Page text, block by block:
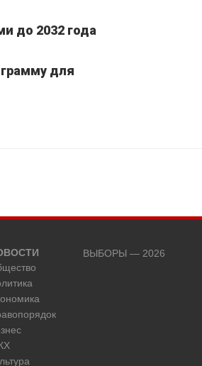
до 2032 года
для
ВЫБОРЫ — 2026